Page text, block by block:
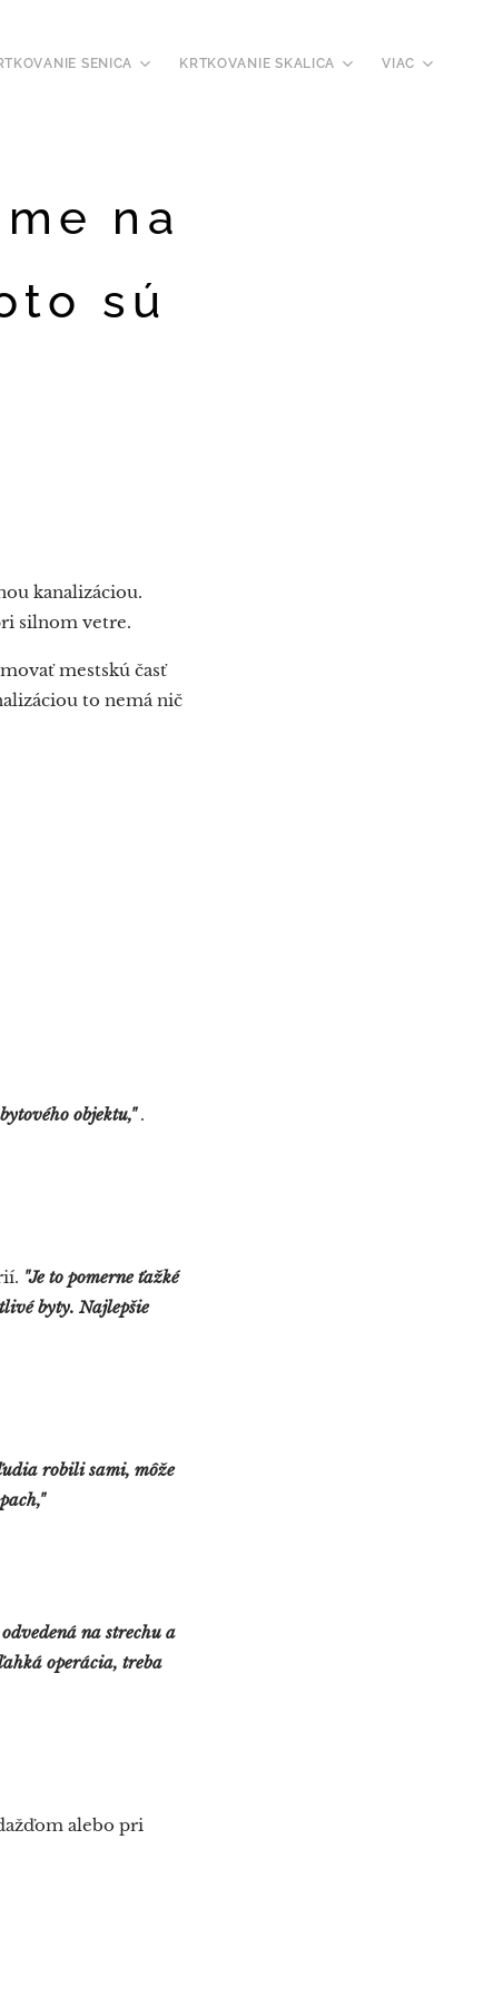
SENICA KRTKOVANIE SKALICA VIAC
na
sú
kanalizáciou.
silnom vetre.
mestskú časť
to nemá nič
objektu,".
"Je to pomerne ťažké
byty. Najlepšie
robili sami, môže
na strechu a
operácia, treba
alebo pri